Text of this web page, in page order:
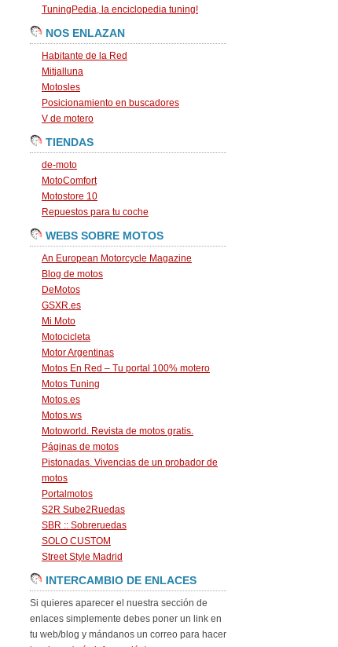
TuningPedia, la enciclopedia tuning!
NOS ENLAZAN
Habitante de la Red
Mitjalluna
Motosles
Posicionamiento en buscadores
V de motero
TIENDAS
de-moto
MotoComfort
Motostore 10
Repuestos para tu coche
WEBS SOBRE MOTOS
An European Motorcycle Magazine
Blog de motos
DeMotos
GSXR.es
Mi Moto
Motocicleta
Motor Argentinas
Motos En Red – Tu portal 100% motero
Motos Tuning
Motos.es
Motos.ws
Motoworld. Revista de motos gratis.
Páginas de motos
Pistonadas. Vivencias de un probador de
motos
Portalmotos
S2R Sube2Ruedas
SBR :: Sobreruedas
SOLO CUSTOM
Street Style Madrid
INTERCAMBIO DE ENLACES
Si quieres aparecer el nuestra sección de
enlaces simplemente debes poner un link en
tu web/blog y mándanos un correo para hacer